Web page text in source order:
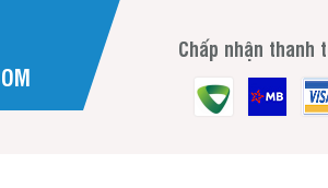
Chấp nhận thanh